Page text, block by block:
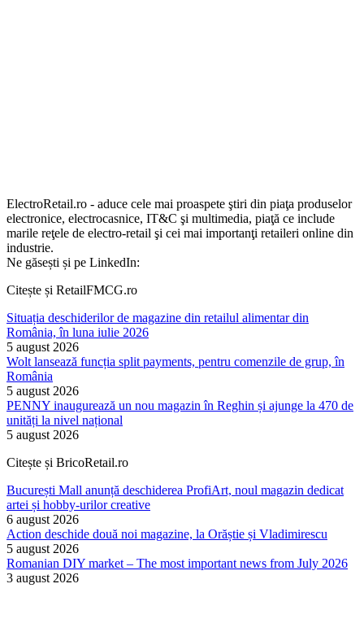
ElectroRetail.ro - aduce cele mai proaspete ştiri din piaţa produselor
electronice, electrocasnice, IT&C şi multimedia, piaţă ce include
marile reţele de electro-retail şi cei mai importanţi retaileri online din
industrie.
Ne găsești și pe LinkedIn:
Citește și RetailFMCG.ro
Situația deschiderilor de magazine din retailul alimentar din
România, în luna iulie 2026
5 august 2026
Wolt lansează funcția split payments, pentru comenzile de grup, în
România
5 august 2026
PENNY inaugurează un nou magazin în Reghin și ajunge la 470 de
unități la nivel național
5 august 2026
Citește și BricoRetail.ro
București Mall anunță deschiderea ProfiArt, noul magazin dedicat
artei și hobby-urilor creative
6 august 2026
Action deschide două noi magazine, la Orăștie și Vladimirescu
5 august 2026
Romanian DIY market – The most important news from July 2026
3 august 2026